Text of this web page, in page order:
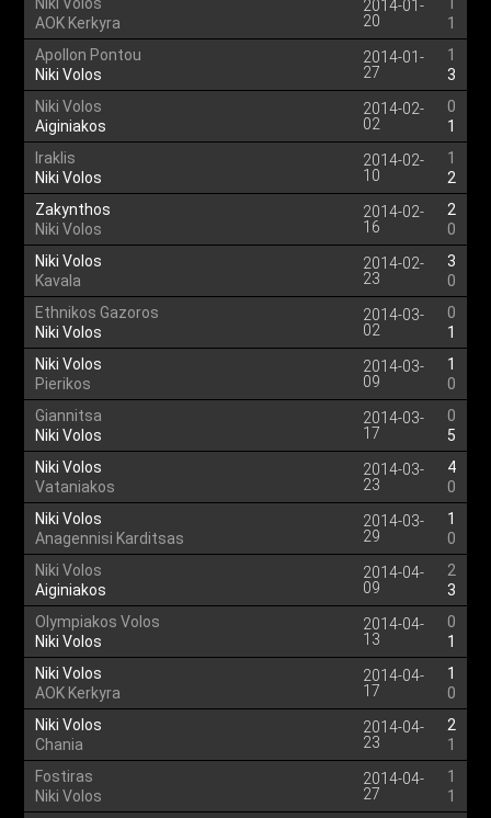
AOK Kerkyra
2014-01-
20
1
Apollon Pontou
Niki Volos
2014-01-
27
1
3
Niki Volos
Aiginiakos
2014-02-
02
0
1
Iraklis
Niki Volos
2014-02-
10
1
2
Zakynthos
Niki Volos
2014-02-
16
2
0
Niki Volos
Kavala
2014-02-
23
3
0
Ethnikos Gazoros
Niki Volos
2014-03-
02
0
1
Niki Volos
Pierikos
2014-03-
09
1
0
Giannitsa
Niki Volos
2014-03-
17
0
5
Niki Volos
Vataniakos
2014-03-
23
4
0
Niki Volos
Anagennisi Karditsas
2014-03-
29
1
0
Niki Volos
Aiginiakos
2014-04-
09
2
3
Olympiakos Volos
Niki Volos
2014-04-
13
0
1
Niki Volos
AOK Kerkyra
2014-04-
17
1
0
Niki Volos
Chania
2014-04-
23
2
1
Fostiras
Niki Volos
2014-04-
27
1
1